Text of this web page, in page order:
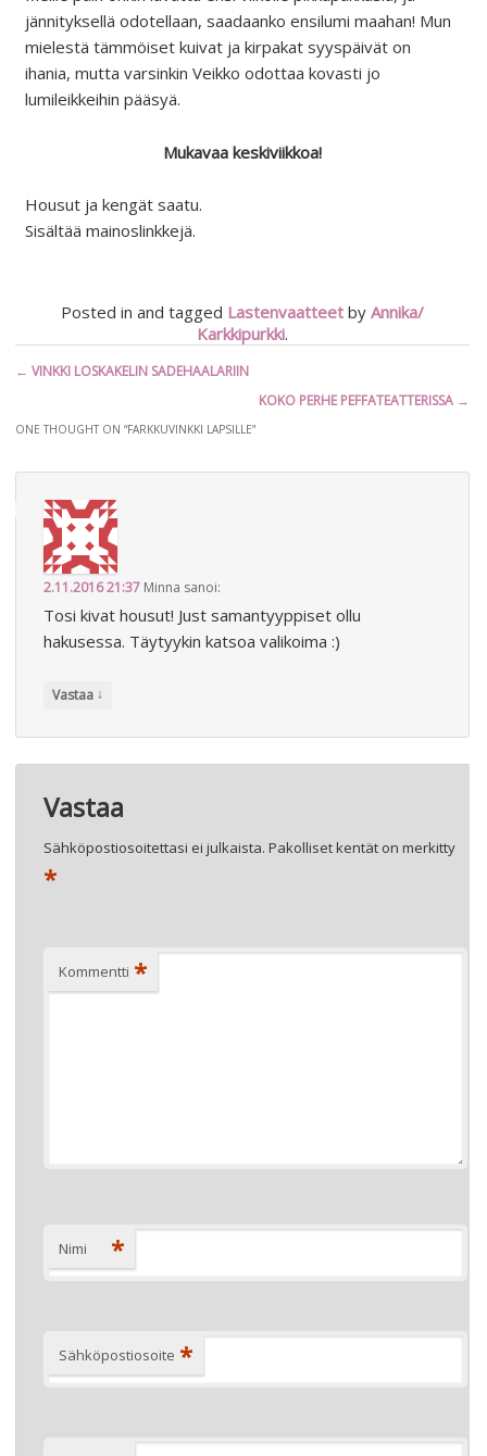
jännityksellä odotellaan, saadaanko ensilumi maahan! Mun
mielestä tämmöiset kuivat ja kirpakat syyspäivät on
ihania, mutta varsinkin Veikko odottaa kovasti jo
lumileikkeihin pääsyä.
Mukavaa keskiviikkoa!
Housut ja kengät saatu.
Sisältää mainoslinkkejä.
Posted in and tagged Lastenvaatteet byAnnika/
Karkkipurkki.
Artikkelien
← VINKKI LOSKAKELIN SADEHAALARIIN
KOKO PERHE PEFFATEATTERISSA →
ONE THOUGHT ON “FARKKUVINKKI LAPSILLE”
2.11.2016 21:37 Minna sanoi:
Tosi kivat housut! Just samantyyppiset ollu
hakusessa. Täytyykin katsoa valikoima :)
Vastaa ↓
Vastaa
Sähköpostiosoitettasi ei julkaista. Pakolliset kentät on merkitty
*
Kommentti *
Nimi *
Sähköpostiosoite *